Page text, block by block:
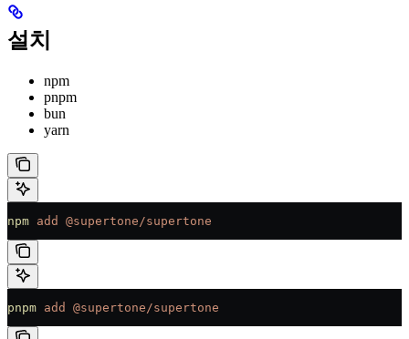
설치
npm
pnpm
bun
yarn
npm add @supertone/supertone
pnpm add @supertone/supertone